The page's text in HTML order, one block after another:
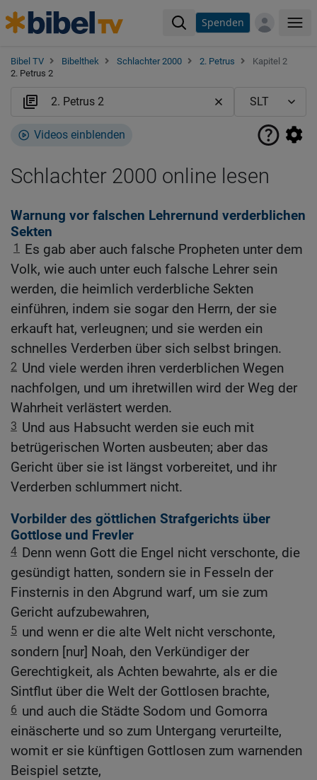
Spenden
Bibel TV Bibelthek Schlachter 2000 2. Petrus
Kapitel 2
2. Petrus 2
Videos einblenden
Schlachter 2000 online lesen
Warnung vor falschen Lehrernund verderblichen
Sekten
1
Es gab aber auch falsche Propheten unter dem
Volk, wie auch unter euch falsche Lehrer sein
werden, die heimlich verderbliche Sekten
einführen, indem sie sogar den Herrn, der sie
erkauft hat, verleugnen; und sie werden ein
schnelles Verderben über sich selbst bringen.
2 Und viele werden ihren verderblichen Wegen
nachfolgen, und um ihretwillen wird der Weg der
Wahrheit verlästert werden.
3 Und aus Habsucht werden sie euch mit
betrügerischen Worten ausbeuten; aber das
Gericht über sie ist längst vorbereitet, und ihr
Verderben schlummert nicht.
Vorbilder des göttlichen Strafgerichts über
Gottlose und Frevler
4 Denn wenn Gott die Engel nicht verschonte, die
gesündigt hatten, sondern sie in Fesseln der
Finsternis in den Abgrund warf, um sie zum
Gericht aufzubewahren,
5 und wenn er die alte Welt nicht verschonte,
sondern [nur] Noah, den Verkündiger der
Gerechtigkeit, als Achten bewahrte, als er die
Sintflut über die Welt der Gottlosen brachte,
6 und auch die Städte Sodom und Gomorra
einäscherte und so zum Untergang verurteilte,
womit er sie künftigen Gottlosen zum warnenden
Beispiel setzte,